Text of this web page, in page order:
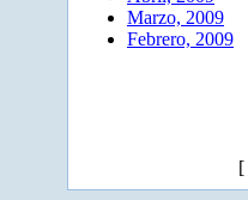
Marzo, 2009
Febrero, 2009
[